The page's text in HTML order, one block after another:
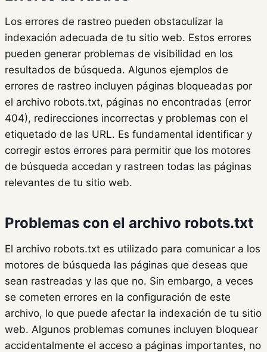
Los errores de rastreo pueden obstaculizar la
indexación adecuada de tu sitio web. Estos errores
pueden generar problemas de visibilidad en los
resultados de búsqueda. Algunos ejemplos de
errores de rastreo incluyen páginas bloqueadas por
el archivo robots.txt, páginas no encontradas (error
404), redirecciones incorrectas y problemas con el
etiquetado de las URL. Es fundamental identificar y
corregir estos errores para permitir que los motores
de búsqueda accedan y rastreen todas las páginas
relevantes de tu sitio web.
Problemas con el archivo robots.txt
El archivo robots.txt es utilizado para comunicar a los
motores de búsqueda las páginas que deseas que
sean rastreadas y las que no. Sin embargo, a veces
se cometen errores en la configuración de este
archivo, lo que puede afectar la indexación de tu sitio
web. Algunos problemas comunes incluyen bloquear
accidentalmente el acceso a páginas importantes, no